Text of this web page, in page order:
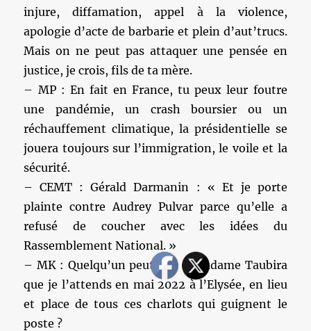
injure, diffamation, appel à la violence,
apologie d’acte de barbarie et plein d’aut’trucs.
Mais on ne peut pas attaquer une pensée en
justice, je crois, fils de ta mère.
– MP : En fait en France, tu peux leur foutre
une pandémie, un crash boursier ou un
réchauffement climatique, la présidentielle se
jouera toujours sur l’immigration, le voile et la
sécurité.
– CEMT : Gérald Darmanin : « Et je porte
plainte contre Audrey Pulvar parce qu’elle a
refusé de coucher avec les idées du
Rassemblement National. »
– MK : Quelqu’un peut dire à Madame Taubira
que je l’attends en mai 2022 à l’Elysée, en lieu
et place de tous ces charlots qui guignent le
poste ?